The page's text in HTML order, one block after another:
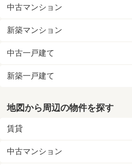
中古マンション
新築マンション
中古一戸建て
新築一戸建て
地図から周辺の物件を探す
賃貸
中古マンション